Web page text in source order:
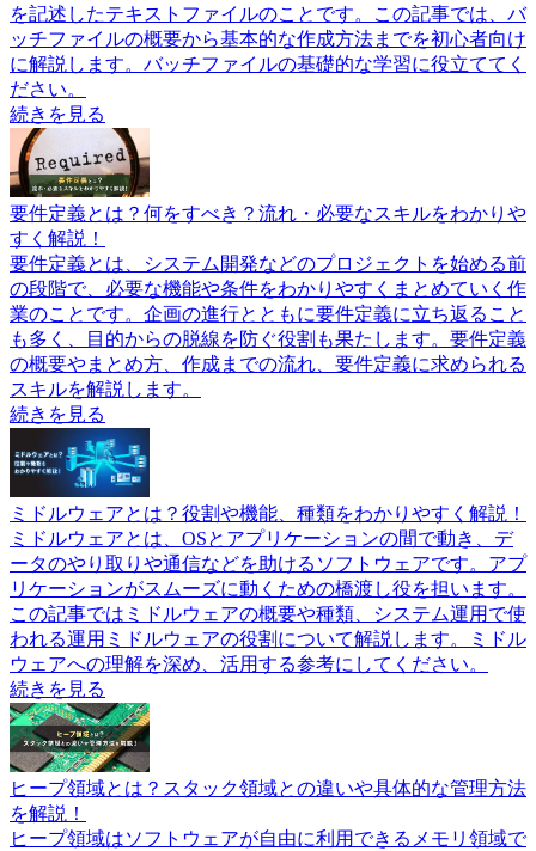
を記述したテキストファイルのことです。この記事では、バ
ッチファイルの概要から基本的な作成方法までを初心者向け
に解説します。バッチファイルの基礎的な学習に役立ててく
ださい。
続きを見る
要件定義とは？何をすべき？流れ・必要なスキルをわかりや
すく解説！
要件定義とは、システム開発などのプロジェクトを始める前
の段階で、必要な機能や条件をわかりやすくまとめていく作
業のことです。企画の進行とともに要件定義に立ち返ること
も多く、目的からの脱線を防ぐ役割も果たします。要件定義
の概要やまとめ方、作成までの流れ、要件定義に求められる
スキルを解説します。
続きを見る
ミドルウェアとは？役割や機能、種類をわかりやすく解説！
ミドルウェアとは、OSとアプリケーションの間で動き、デ
ータのやり取りや通信などを助けるソフトウェアです。アプ
リケーションがスムーズに動くための橋渡し役を担います。
この記事ではミドルウェアの概要や種類、システム運用で使
われる運用ミドルウェアの役割について解説します。ミドル
ウェアへの理解を深め、活用する参考にしてください。
続きを見る
ヒープ領域とは？スタック領域との違いや具体的な管理方法
を解説！
ヒープ領域はソフトウェアが自由に利用できるメモリ領域で